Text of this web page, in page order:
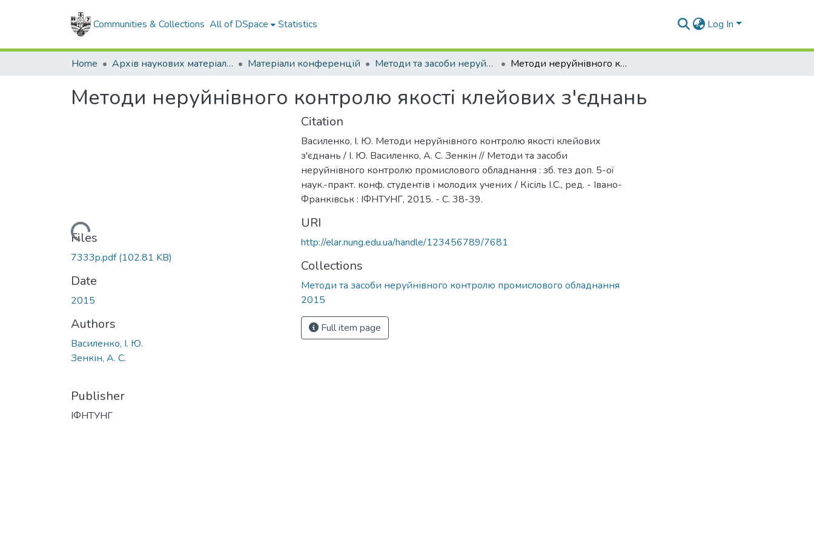
Communities & Collections All of DSpace Statistics Log In
Home Архів наукових матеріалів Матеріали конференцій Методи та засоби неруйнівного контролю промислового обладнання 2015 Методи неруйнівного контролю якості клейових з'єднань
Методи неруйнівного контролю якості клейових з'єднань
Loading...
Files
7333p.pdf(102.81 KB)
Date
2015
Authors
Василенко, І. Ю.
Зенкін, А. С.
Publisher
ІФНТУНГ
Citation
Василенко, І. Ю. Методи неруйнівного контролю якості клейових
з'єднань / І. Ю. Василенко, А. С. Зенкін // Методи та засоби
неруйнівного контролю промислового обладнання : зб. тез доп. 5-ої
наук.-практ. конф. студентів і молодих учених / Кісіль І.С., ред. - Івано-
Франківськ : ІФНТУНГ, 2015. - С. 38-39.
URI
http://elar.nung.edu.ua/handle/123456789/7681
Collections
Методи та засоби неруйнівного контролю промислового обладнання
2015
Full item page